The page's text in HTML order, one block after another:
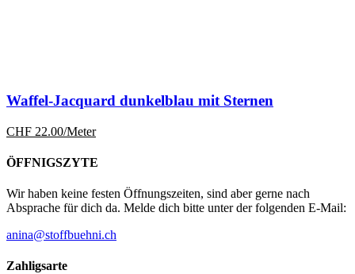
Waffel-Jacquard dunkelblau mit Sternen
CHF 22.00/Meter
ÖFFNIGSZYTE
Wir haben keine festen Öffnungszeiten, sind aber gerne nach
Absprache für dich da. Melde dich bitte unter der folgenden E-Mail:
anina@stoffbuehni.ch
Zahligsarte